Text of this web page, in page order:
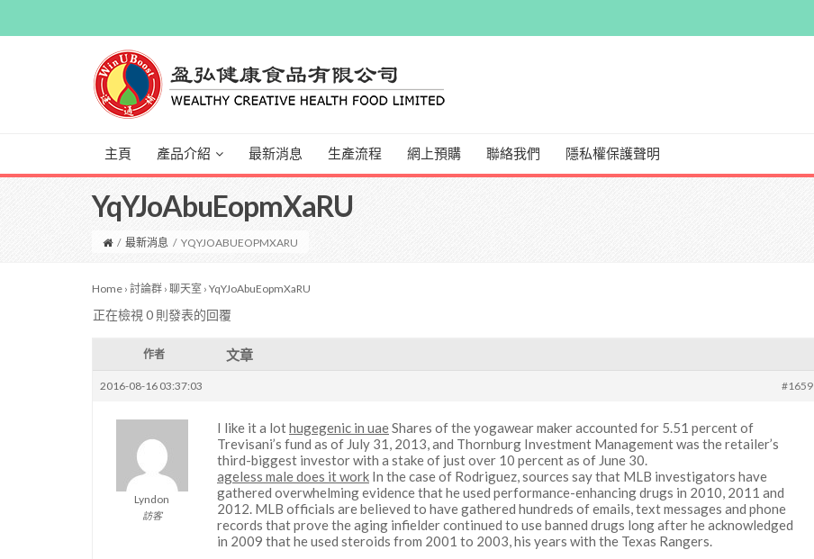
主頁 產品介紹 最新消息 生產流程 網上預購 聯絡我們 隱私權保護聲明
YqYJoAbuEopmXaRU
/ 最新消息 / YQYJOABUEOPMXARU
Home › 討論群 › 聊天室 › YqYJoAbuEopmXaRU
正在檢視 0 則發表的回覆
作者 文章
2016-08-16 03:37:03 #1659
Lyndon
訪客
I like it a lothugegenic in uaeShares of the yogawear maker accounted for 5.51 percent of
Trevisani’s fund as of July 31, 2013, and Thornburg Investment Management was the retailer’s
third-biggest investor with a stake of just over 10 percent as of June 30.
ageless male does it work In the case of Rodriguez, sources say that MLB investigators have
gathered overwhelming evidence that he used performance-enhancing drugs in 2010, 2011 and
2012. MLB officials are believed to have gathered hundreds of emails, text messages and phone
records that prove the aging infielder continued to use banned drugs long after he acknowledged
in 2009 that he used steroids from 2001 to 2003, his years with the Texas Rangers.